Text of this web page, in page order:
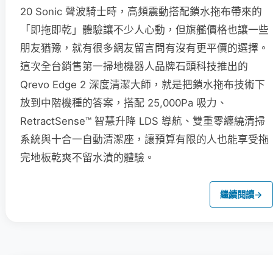
20 Sonic 聲波騎士時，高頻震動搭配鎖水拖布帶來的
「即拖即乾」體驗讓不少人心動，但旗艦價格也讓一些
朋友猶豫，就有很多網友留言問有沒有更平價的選擇。
這次全台銷售第一掃地機器人品牌石頭科技推出的
Qrevo Edge 2 深度清潔大師，就是把鎖水拖布技術下
放到中階機種的答案，搭配 25,000Pa 吸力、
RetractSense™ 智慧升降 LDS 導航、雙重零纏繞清掃
系統與十合一自動清潔座，讓預算有限的人也能享受拖
完地板乾爽不留水漬的體驗。
繼續閱讀→